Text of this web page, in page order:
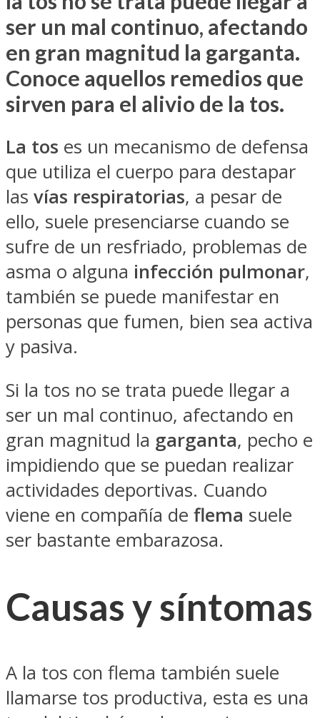
ser un mal continuo, afectando
en gran magnitud la garganta.
Conoce aquellos remedios que
sirven para el alivio de la tos.
La tos es un mecanismo de defensa
que utiliza el cuerpo para destapar
las vías respiratorias, a pesar de
ello, suele presenciarse cuando se
sufre de un resfriado, problemas de
asma o alguna infección pulmonar,
también se puede manifestar en
personas que fumen, bien sea activa
y pasiva.
Si la tos no se trata puede llegar a
ser un mal continuo, afectando en
gran magnitud la garganta, pecho e
impidiendo que se puedan realizar
actividades deportivas. Cuando
viene en compañía de flema suele
ser bastante embarazosa.
Causas y síntomas
A la tos con flema también suele
llamarse tos productiva, esta es una